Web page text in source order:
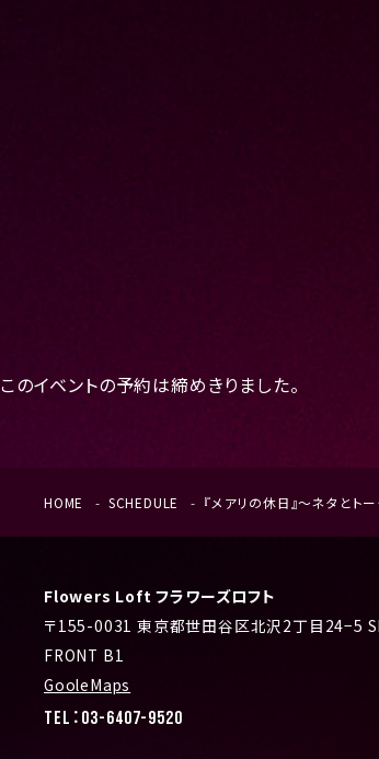
このイベントの予約は締めきりました。
HOME SCHEDULE 『メアリの休日』〜ネタとト
Flowers Loft フラワーズロフト
〒155-0031 東京都世田谷区北沢2丁目24−5
FRONT B1
GooleMaps
TEL：03-6407-9520